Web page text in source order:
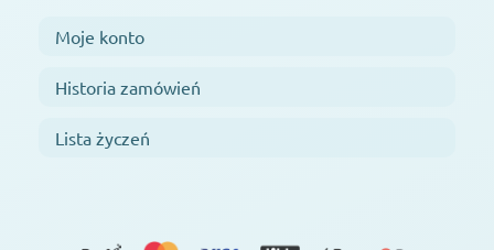
Moje konto
Historia zamówień
Lista życzeń